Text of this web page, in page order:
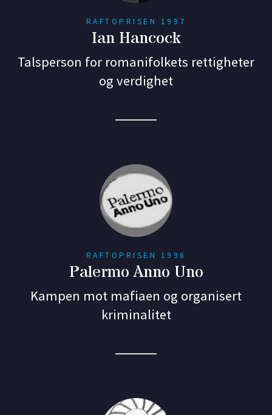
RAFTOPRISEN 1997
Ian Hancock
Talsperson for romanifolkets rettigheter
og verdighet
RAFTOPRISEN 1996
Palermo Anno Uno
Kampen mot mafiaen og organisert
kriminalitet